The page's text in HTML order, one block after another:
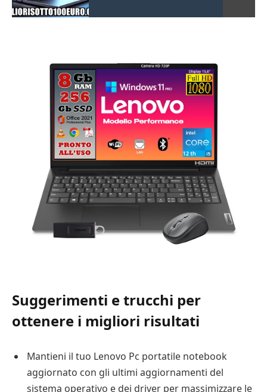
Suggerimenti e trucchi per
ottenere i migliori risultati
Mantieni il tuo Lenovo Pc portatile notebook
aggiornato con gli ultimi aggiornamenti del
sistema operativo e dei driver per massimizzare le